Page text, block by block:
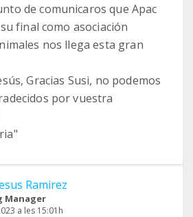
de comunicaros que Apac
final como asociación
nos llega esta gran
Gracias Susi, no podemos
por vuestra
Ramirez
Manager
a les 15:01h